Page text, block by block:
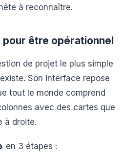
à reconnaître.
pour être opérationnel
de projet le plus simple
Son interface repose
tout le monde comprend
avec des cartes que
à droite.
en 3 étapes :